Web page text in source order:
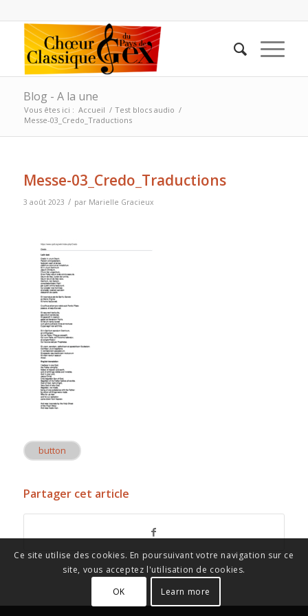
Blog - A la une
Vous êtes ici : Accueil / Test blocs audio /
Messe-03_Credo_Traductions
Messe-03_Credo_Traductions
3 août 2023 / par Marielle Gracieux
button
Partager cet article
Ce site utilise des cookies. En poursuivant votre navigation sur ce
site, vous acceptez l'utilisation de cookies.
OK
Learn more